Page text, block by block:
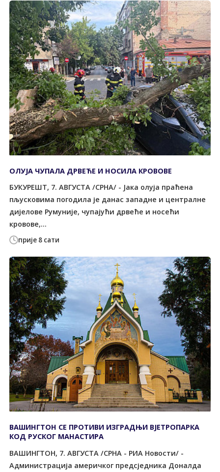
прије 8 сати
ОЛУЈА ЧУПАЛА ДРВЕЋЕ И НОСИЛА КРОВОВЕ
БУКУРЕШT, 7. АВГУСТА /СРНА/ - Јака олуја праћена
пљусковима погодила је данас западне и централне
дијелове Румуније, чупајући дрвеће и носећи
кровове,...
ВАШИНГТОН СЕ ПРОТИВИ ИЗГРАДЊИ ВЈЕТРОПАРКА
КОД РУСКОГ МАНАСТИРА
ВАШИНГТОН, 7. АВГУСТА /СРНА - РИА Новости/ -
Администрација америчког предсједника Доналда